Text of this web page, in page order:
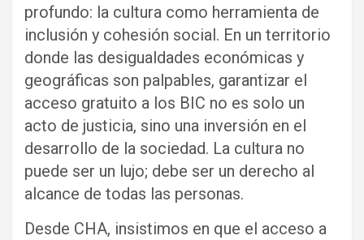
profundo: la cultura como herramienta de
inclusión y cohesión social. En un territorio
donde las desigualdades económicas y
geográficas son palpables, garantizar el
acceso gratuito a los BIC no es solo un
acto de justicia, sino una inversión en el
desarrollo de la sociedad. La cultura no
puede ser un lujo; debe ser un derecho al
alcance de todas las personas.
Desde CHA, insistimos en que el acceso a